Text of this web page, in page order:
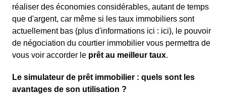
réaliser des économies considérables, autant de temps
que d'argent, car même si les taux immobiliers sont
actuellement bas (plus d'informations ici : ici), le pouvoir
de négociation du courtier immobilier vous permettra de
vous voir accorder le prêt au meilleur taux.
Le simulateur de prêt immobilier : quels sont les
avantages de son utilisation ?